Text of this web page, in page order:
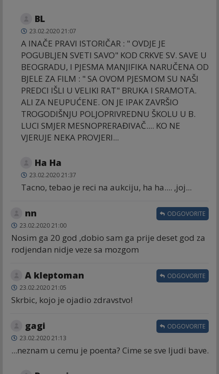
BL
23.02.2020 21:07
A INAČE PRAVI ISTORIČAR : " OVDJE JE
POGUBLJEN SVETI SAVO" KOD CRKVE SV. SAVE U
BEOGRADU, I PJESMA MANJIFIKA NARUČENA OD
BJELE ZA FILM : " SA OVOM PJESMOM SU NAŠI
PREDCI IŠLI U VELIKI RAT" BRUKA I SRAMOTA.
ALI ZA NEUPUĆENE. ON JE IPAK ZAVRŠIO
TROGODIŠNJU POLJOPRIVREDNU ŠKOLU U B.
LUCI SMJER MESNOPRERAĐIVAČ.... KO NE
VJERUJE NEKA PROVJERI...
Ha Ha
23.02.2020 21:37
Tacno, tebao je reci na aukciju, ha ha.... ,joj...
nn
23.02.2020 21:00
Nosim ga 20 god ,dobio sam ga prije deset god za
rodjendan nidje veze sa mozgom
ODGOVORITE
A kleptoman
23.02.2020 21:05
Skrbic, kojo je ojadio zdravstvo!
ODGOVORITE
gagi
23.02.2020 21:13
...neznam u cemu je poenta? Cime se sve ljudi bave.
ODGOVORITE